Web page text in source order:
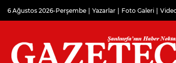
6 Ağustos 2026-Perşembe Yazarlar Foto Galeri